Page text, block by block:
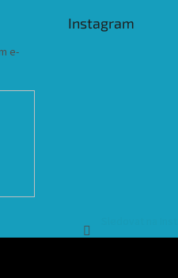
e-
Instagram